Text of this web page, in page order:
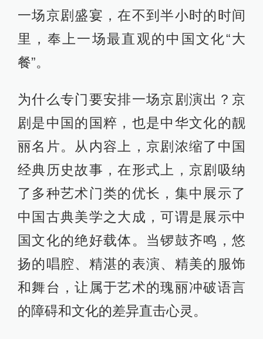
一场京剧盛宴，在不到半小时的时间
里，奉上一场最直观的中国文化“大
餐”。
为什么专门要安排一场京剧演出？京
剧是中国的国粹，也是中华文化的靓
丽名片。从内容上，京剧浓缩了中国
经典历史故事，在形式上，京剧吸纳
了多种艺术门类的优长，集中展示了
中国古典美学之大成，可谓是展示中
国文化的绝好载体。当锣鼓齐鸣，悠
扬的唱腔、精湛的表演、精美的服饰
和舞台，让属于艺术的瑰丽冲破语言
的障碍和文化的差异直击心灵。